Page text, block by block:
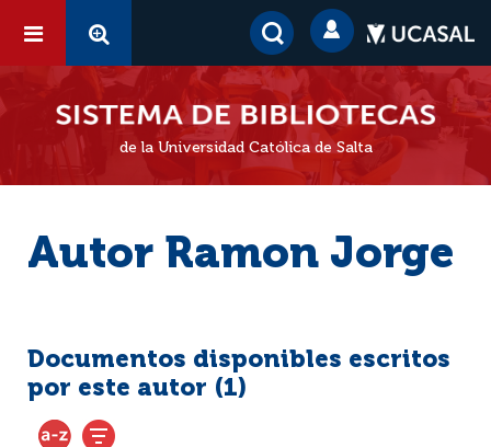
de la Universidad Católica de Salta
Autor Ramon Jorge
Documentos disponibles escritos
por este autor (1)